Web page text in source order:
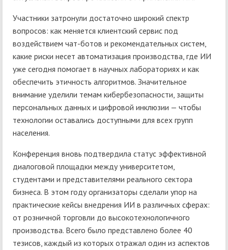
Участники затронули достаточно широкий спектр
вопросов: как меняется клиентский сервис под
воздействием чат-ботов и рекомендательных систем,
какие риски несет автоматизация производства, где ИИ
уже сегодня помогает в научных лабораториях и как
обеспечить этичность алгоритмов. Значительное
внимание уделили темам кибербезопасности, защиты
персональных данных и цифровой инклюзии — чтобы
технологии оставались доступными для всех групп
населения.
Конференция вновь подтвердила статус эффективной
диалоговой площадки между университетом,
студентами и представителями реального сектора
бизнеса. В этом году организаторы сделали упор на
практические кейсы внедрения ИИ в различных сферах:
от розничной торговли до высокотехнологичного
производства. Всего было представлено более 40
тезисов, каждый из которых отражал один из аспектов